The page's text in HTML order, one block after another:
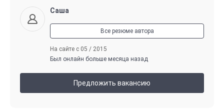
Саша
Все резюме автора
На сайте с 05 / 2015
Был онлайн больше месяца назад
Предложить вакансию